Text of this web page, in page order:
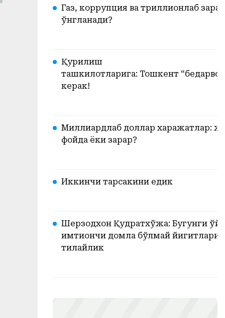
Газ, коррупция ва триллионлаб
ўнгланади?
Қурилиш
ташкилотларига: Тошкент
керак!
Миллиардлаб доллар харажатлар:
фойда ёки зарар?
Иккинчи тарсакини едик
Шерзодхон Қудратхўжа: Бугунги
имтиҳончи домла бўлмай
тилайлик